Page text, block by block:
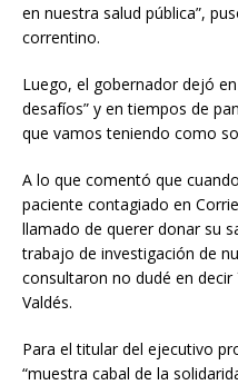
en nuestra salud pública”,
correntino.
Luego, el gobernador dejó
desafíos” y en tiempos de
que vamos teniendo como
A lo que comentó que
paciente contagiado en
llamado de querer donar su
trabajo de investigación de
consultaron no dudé en decir
Valdés.
Para el titular del ejecutivo
“muestra cabal de la